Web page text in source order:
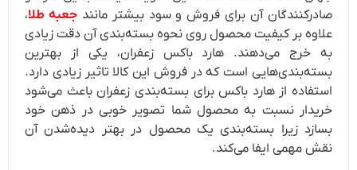
صادرکنندگان آن برای فروش و سود بیشتر مانندجعبه طلا،
علاوه بر کیفیت محصول روی نحوه بسته‌بندی آن دقت زیادی
به خرج می‌دهند. هارد باکس زعفران، یکی از بهترین
بسته‌بندی‌هایی است که در فروش این کالا تاثیر زیادی دارد.
استفاده از هارد باکس برای بسته‌بندی زعفران باعث می‌شود
خریدار نسبت به محصول شما تصویر خوبی در ذهن خود
بسازد زیرا بسته‌بندی یک محصول در بهتر دیده‌شدن آن
نقش مهمی ایفا می‌کند.